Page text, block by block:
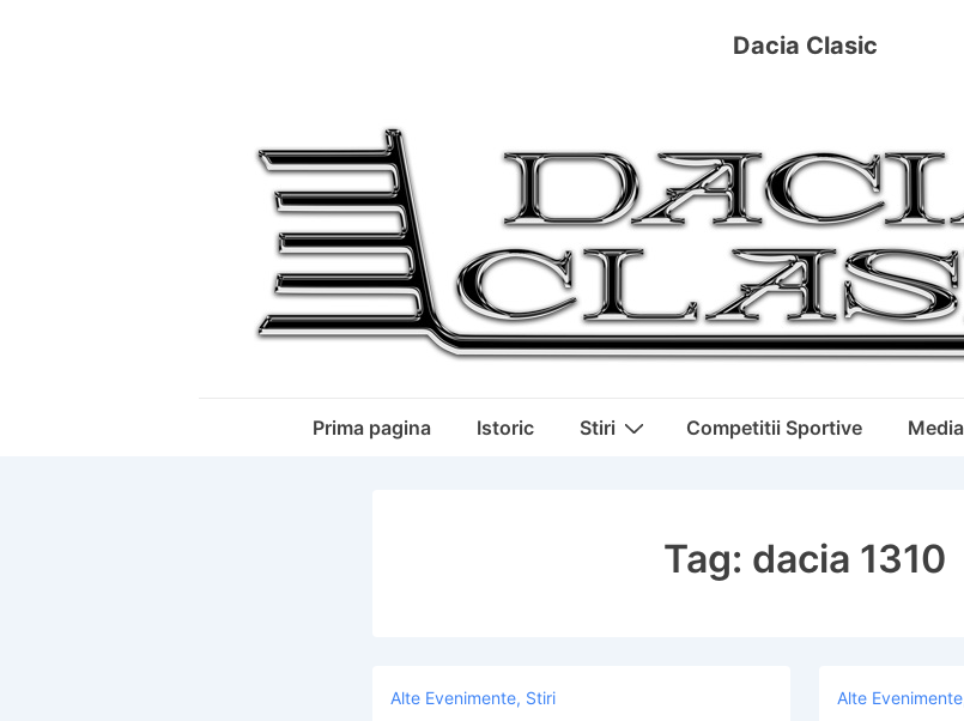
Dacia Clasic
MainPrima pagina Istoric Stiri Competitii Sportive Media
Tag: dacia 1310
Alte Evenimente, Stiri Alte Evenimente